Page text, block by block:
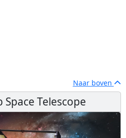
Naar boven
Space Telescope